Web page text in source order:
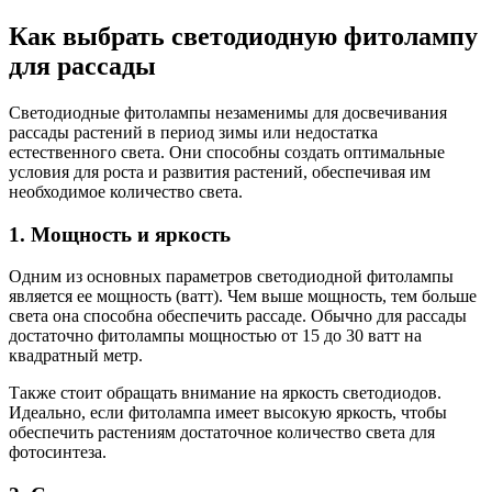
Как выбрать светодиодную фитолампу
для рассады
Светодиодные фитолампы незаменимы для досвечивания
рассады растений в период зимы или недостатка
естественного света. Они способны создать оптимальные
условия для роста и развития растений, обеспечивая им
необходимое количество света.
1. Мощность и яркость
Одним из основных параметров светодиодной фитолампы
является ее мощность (ватт). Чем выше мощность, тем больше
света она способна обеспечить рассаде. Обычно для рассады
достаточно фитолампы мощностью от 15 до 30 ватт на
квадратный метр.
Также стоит обращать внимание на яркость светодиодов.
Идеально, если фитолампа имеет высокую яркость, чтобы
обеспечить растениям достаточное количество света для
фотосинтеза.